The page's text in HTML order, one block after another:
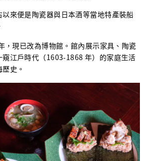
來便是陶瓷器與日本酒等當地特產裝船
，現已改為博物館。館內展示家具、陶瓷
江戶時代（1603-1868 年）的家庭生活
史。